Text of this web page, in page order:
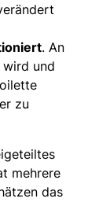
. An
und
zu
mehrere
das